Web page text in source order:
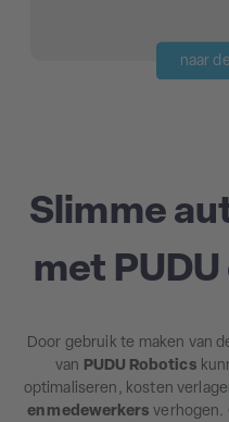
naar
Slimme
met
Door gebruik te maken van
van PUDU Robotics
optimaliseren, kosten
en medewerkers verhogen.